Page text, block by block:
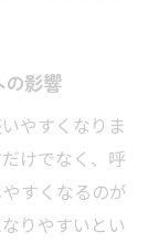
影響
やすくなりま
けでなく、呼
すくなるのが
りやすいとい